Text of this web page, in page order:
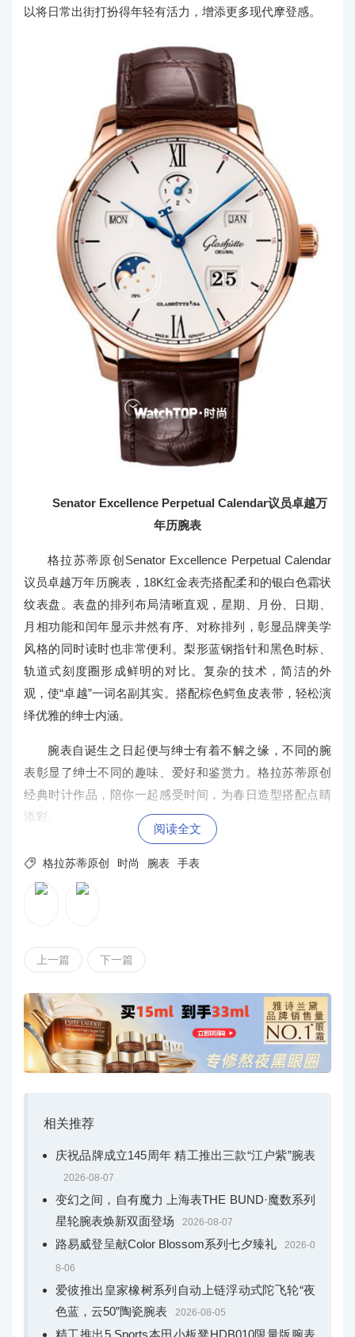
以将日常出街打扮得年轻有活力，增添更多现代摩登感。
Senator Excellence Perpetual Calendar议员卓越万
年历腕表
格拉苏蒂原创Senator Excellence Perpetual Calendar
议员卓越万年历腕表，18K红金表壳搭配柔和的银白色霜状
纹表盘。表盘的排列布局清晰直观，星期、月份、日期、
月相功能和闰年显示井然有序、对称排列，彰显品牌美学
风格的同时读时也非常便利。梨形蓝钢指针和黑色时标、
轨道式刻度圈形成鲜明的对比。复杂的技术，简洁的外
观，使“卓越”一词名副其实。搭配棕色鳄鱼皮表带，轻松演
绎优雅的绅士内涵。
腕表自诞生之日起便与绅士有着不解之缘，不同的腕
表彰显了绅士不同的趣味、爱好和鉴赏力。格拉苏蒂原创
经典时计作品，陪你一起感受时间，为春日造型搭配点睛
添彩。
阅读全文
 格拉苏蒂原创 时尚 腕表 手表
上一篇 下一篇
相关推荐
庆祝品牌成立145周年 精工推出三款“江户紫”腕表
2026-08-07
变幻之间，自有魔力 上海表THE BUND·魔数系列
星轮腕表焕新双面登场
2026-08-07
路易威登呈献Color Blossom系列七夕臻礼 2026-0
8-06
爱彼推出皇家橡树系列自动上链浮动式陀飞轮“夜
色蓝，云50”陶瓷腕表
2026-08-05
精工推出5 Sports本田小板凳HDB010限量版腕表